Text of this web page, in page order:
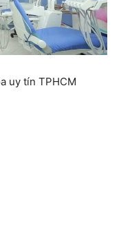
uy tín TPHCM